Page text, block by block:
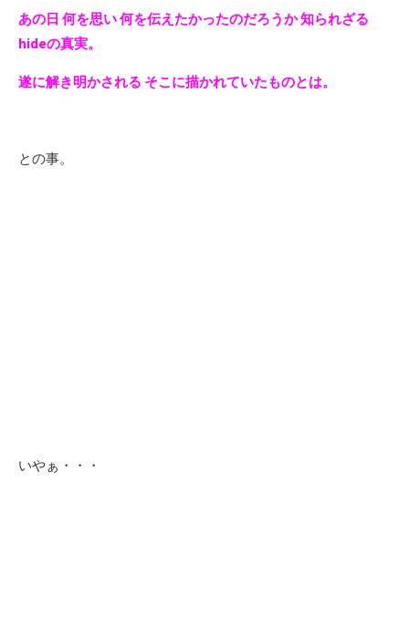
あの日 何を思い 何を伝えたかったのだろうか 知られざる
hideの真実。
遂に解き明かされる そこに描かれていたものとは。
との事。
いやぁ・・・